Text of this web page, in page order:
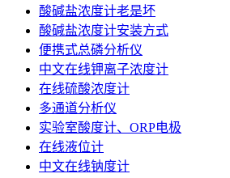
酸碱盐浓度计老是坏
酸碱盐浓度计安装方式
便携式总磷分析仪
中文在线钾离子浓度计
在线硫酸浓度计
多通道分析仪
实验室酸度计、ORP电极
在线液位计
中文在线钠度计